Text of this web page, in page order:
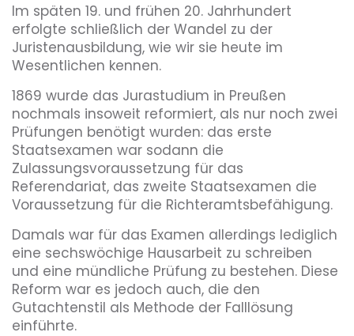
Im späten 19. und frühen 20. Jahrhundert
erfolgte schließlich der Wandel zu der
Juristenausbildung, wie wir sie heute im
Wesentlichen kennen.
1869 wurde das Jurastudium in Preußen
nochmals insoweit reformiert, als nur noch zwei
Prüfungen benötigt wurden: das erste
Staatsexamen war sodann die
Zulassungsvoraussetzung für das
Referendariat, das zweite Staatsexamen die
Voraussetzung für die Richteramtsbefähigung.
Damals war für das Examen allerdings lediglich
eine sechswöchige Hausarbeit zu schreiben
und eine mündliche Prüfung zu bestehen. Diese
Reform war es jedoch auch, die den
Gutachtenstil als Methode der Falllösung
einführte.